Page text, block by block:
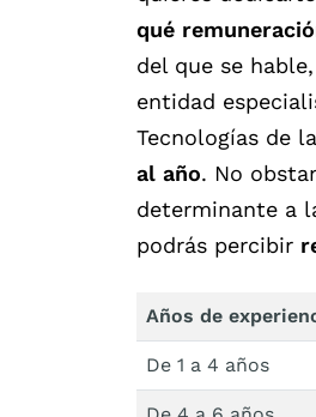
qué
del que se
entidad
Tecnologías de
al año. No
determinante a
podrás percibir
Años de
De 1 a 4 años